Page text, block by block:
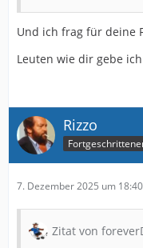
Und ich frag für deine
Leuten wie dir gebe
Rizzo
7. Dezember 2025 um 18:40
Zitat von